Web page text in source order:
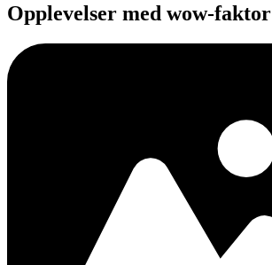
Opplevelser med wow-faktor